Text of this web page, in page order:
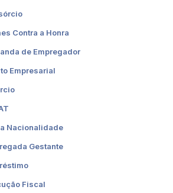
Contra a Honra
de Empregador
Empresarial
Nacionalidade
Gestante
Fiscal